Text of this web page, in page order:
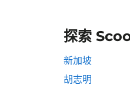
探索
新加坡
胡志明